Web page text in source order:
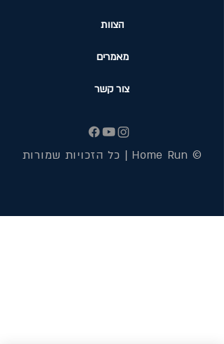
הצוות
מאמרים
צור קשר
© Home Run | כל הזכויות שמורות